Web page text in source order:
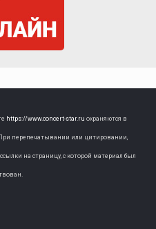
https://www.concert-star.ru охраняются в
перепечатывании или цитировании,
на страницу, с которой материал был